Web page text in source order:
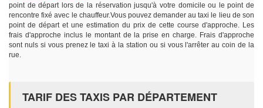
point de départ lors de la réservation jusqu'à votre domicile ou le point de
rencontre fixé avec le chauffeur.Vous pouvez demander au taxi le lieu de son
point de départ et une estimation du prix de cette course d'approche. Les
frais d'approche inclus le montant de la prise en charge. Frais d'approche
sont nuls si vous prenez le taxi à la station ou si vous l'arrêter au coin de la
rue.
TARIF DES TAXIS PAR DÉPARTEMENT